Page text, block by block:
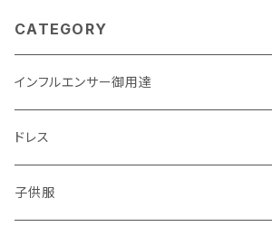
CATEGORY
インフルエンサー御用達
ドレス
子供用
子供服